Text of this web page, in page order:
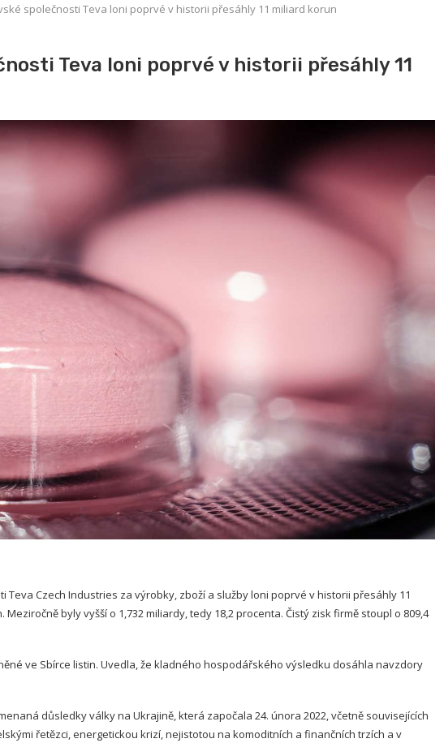
společnosti Teva loni poprvé v historii přesáhly 11 miliard korun
Teva loni poprvé v historii přesáhly 11
Czech Industries za výrobky, zboží a služby loni poprvé v historii přesáhly 11
byly vyšší o 1,732 miliardy, tedy 18,2 procenta. Čistý zisk firmě stoupl o 809,4
ve Sbírce listin. Uvedla, že kladného hospodářského výsledku dosáhla navzdory
důsledky války na Ukrajině, která započala 24. února 2022, včetně souvisejících
řetězci, energetickou krizí, nejistotou na komoditních a finančních trzích a v